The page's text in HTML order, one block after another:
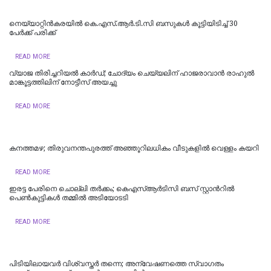
നെയ്യാറ്റിൻകരയിൽ കെ.എസ്.ആര്‍.ടി.സി ബസുകൾ കൂട്ടിയിടിച്ച് 30
പേർക്ക് പരിക്ക്
READ MORE
വ്യാജ തിരിച്ചറിയൽ കാർഡ്; ചോദ്യം ചെയ്യലിന് ഹാജരാവാൻ രാഹുൽ
മാങ്കൂട്ടത്തിലിന് നോട്ടീസ് അയച്ചു
READ MORE
കനത്തമഴ; തിരുവനന്തപുരത്ത് അഞ്ഞൂറിലധികം വീടുകളിൽ വെള്ളം കയറി
READ MORE
ഇരട്ട പേരിനെ ചൊല്ലി തർക്കം; കെഎസ്ആർടിസി ബസ് സ്റ്റാന്‍റിൽ
പെൺകുട്ടികൾ തമ്മിൽ അടിയോടടി
READ MORE
പിടിയിലായവര്‍ വിശ്വസ്തര്‍ തന്നെ; അന്വേഷണത്തെ സ്വാഗതം